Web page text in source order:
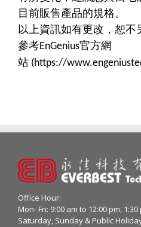
目前販售產品的規格。
以上資訊如有更改，恕不
參考EnGenius官方網
站 (https://
Office Hour:
Mon- Fri: 9:00 am to 12:00 pm,
Saturday, Sunday & Public